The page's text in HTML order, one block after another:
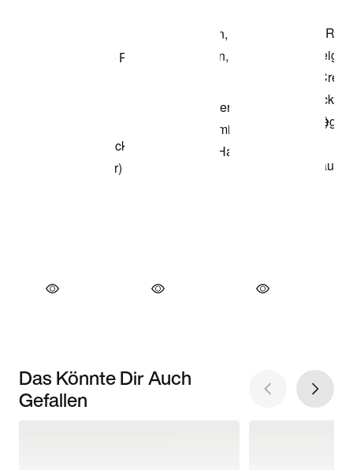
Das Könnte Dir Auch
Gefallen